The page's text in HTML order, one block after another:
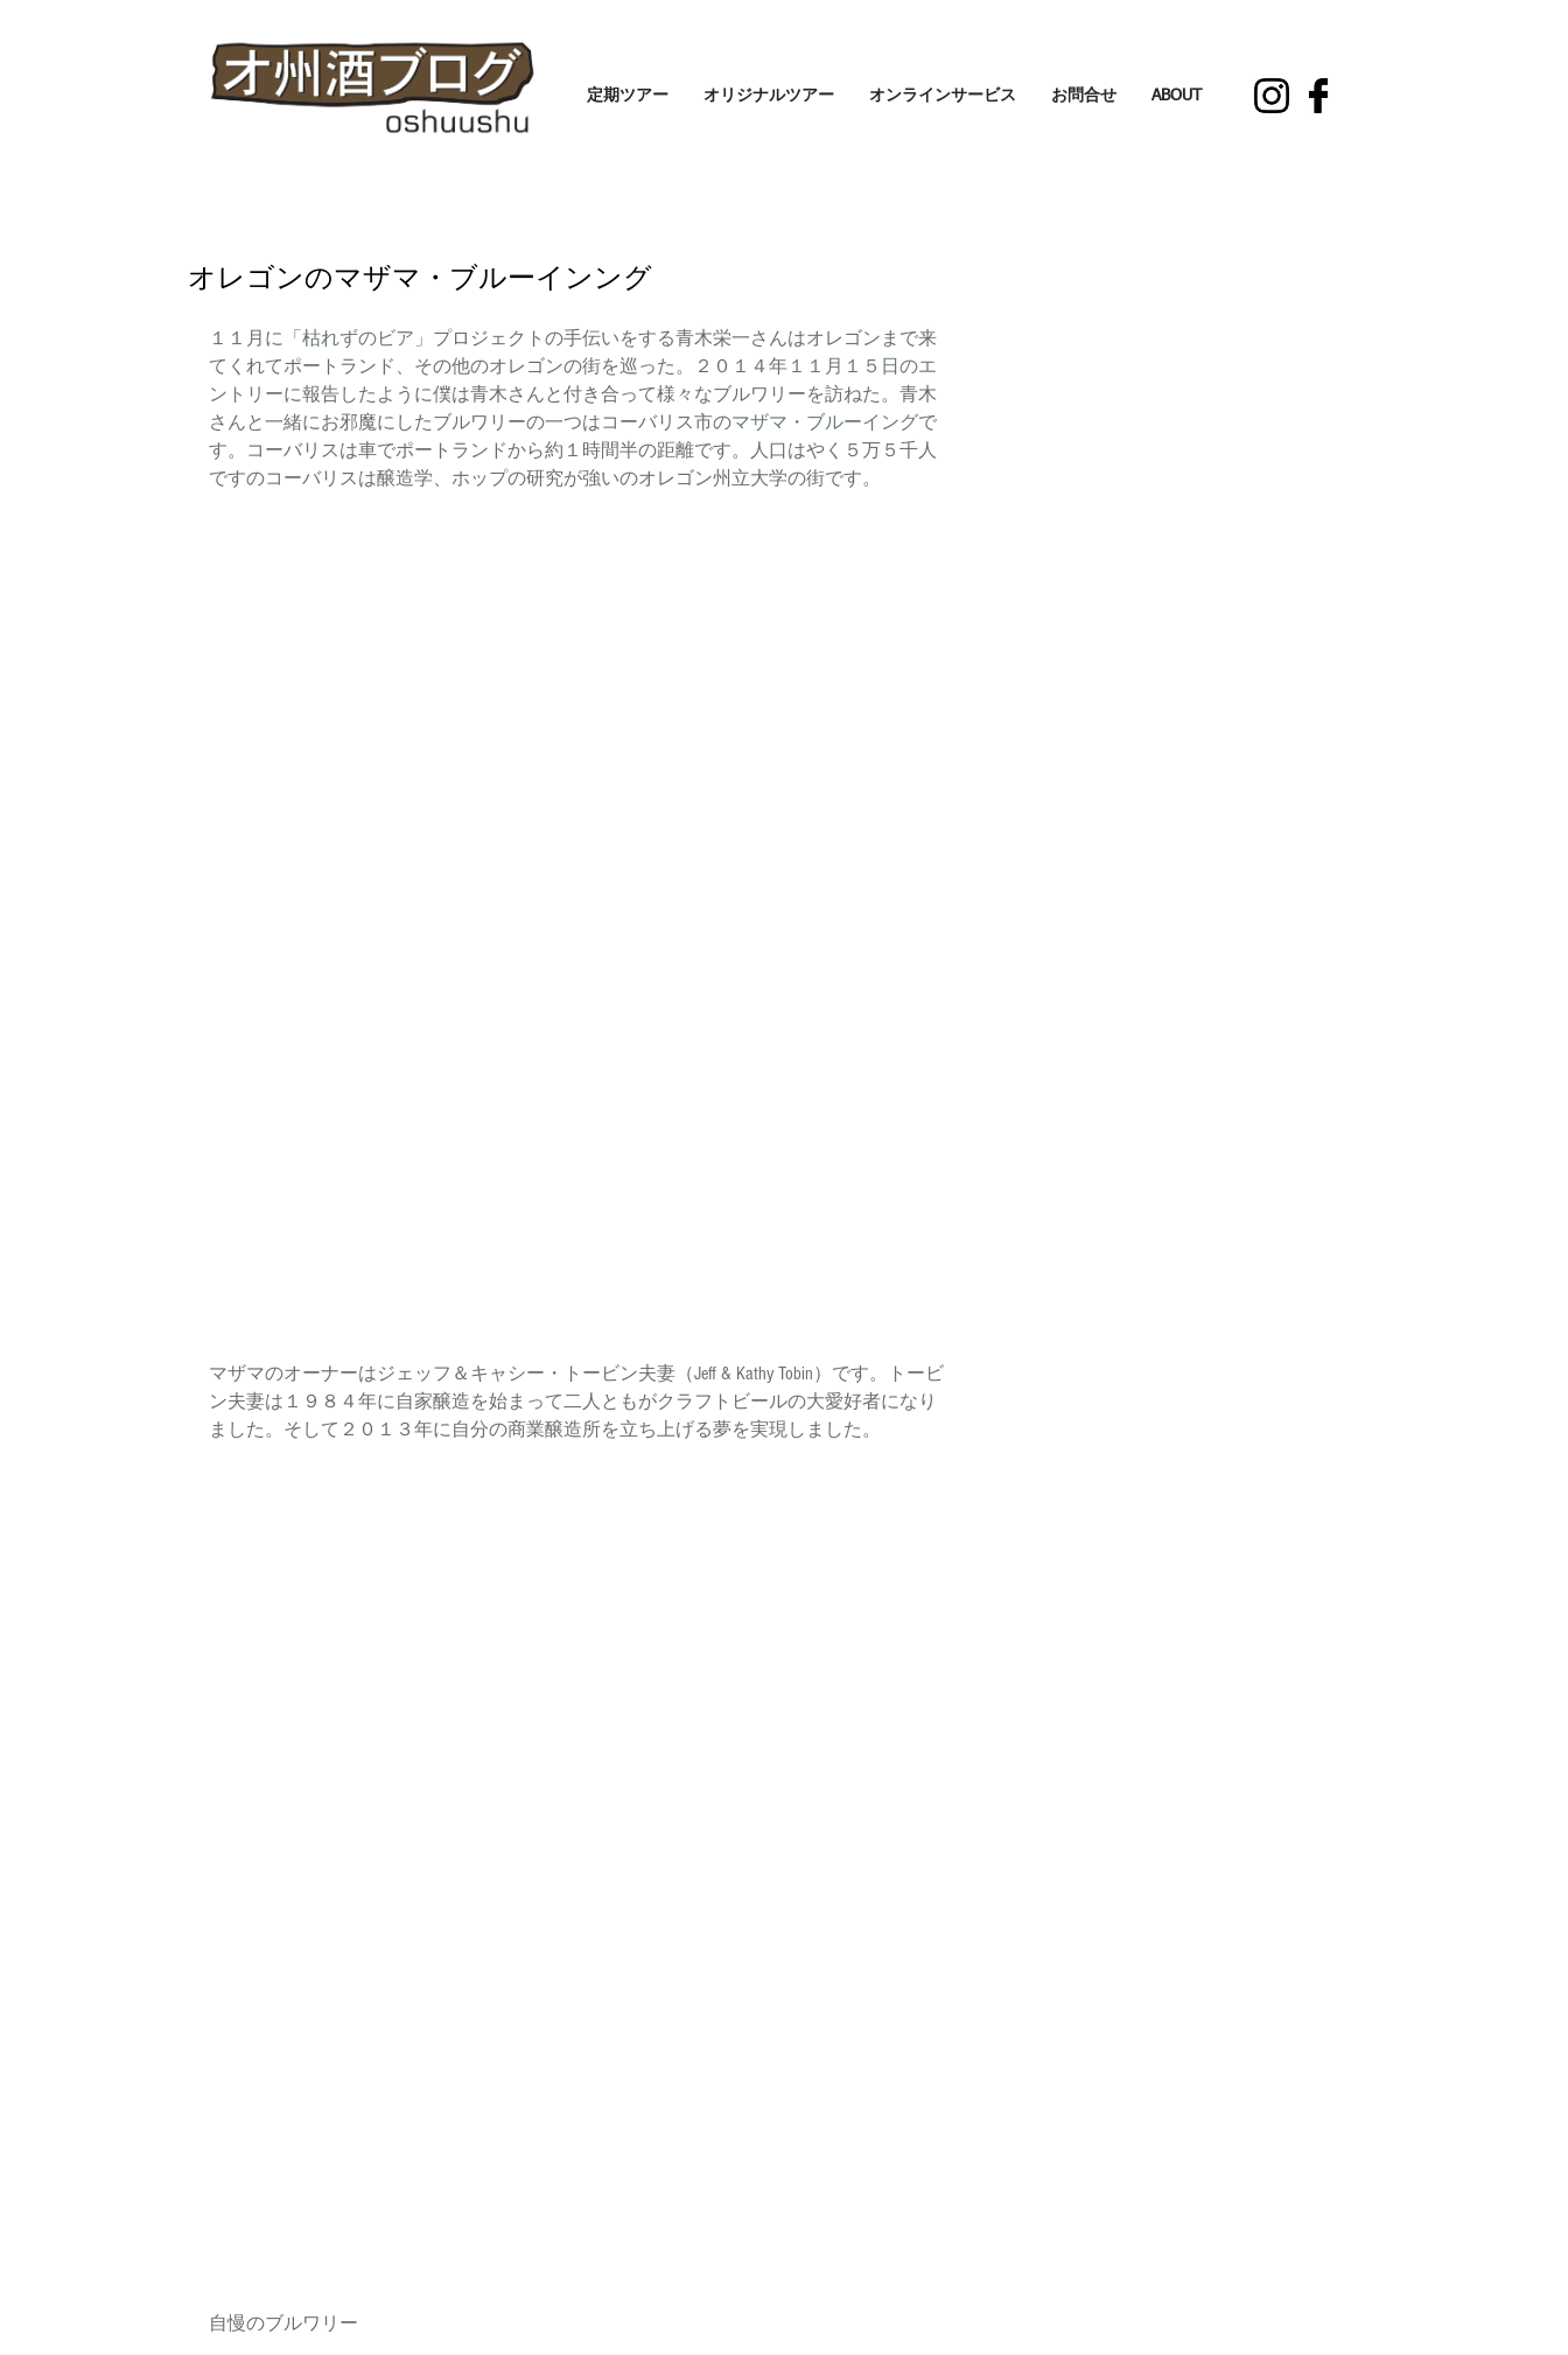
定期ツアー オリジナルツアー オンラインサービス お問合せ ABOUT
オレゴンのマザマ・ブルーインング
１１月に「 枯れずのビア 」プロジェクトの手伝いをする青木栄一さんはオレゴンまで来
てくれてポートランド、その他のオレゴンの街を巡った。２０１４年 １１月１５日のエ
ントリーに報告したように僕は青木さんと付き合って様々なブルワリーを訪ねた。青木
さんと一緒にお邪魔にしたブルワリーの一つはコーバリス市のマザマ・ブルーイングで
す。コーバリスは車でポートランドから約１時間半の距離です。人口はやく５万５千人
ですのコーバリスは醸造学、ホップの研究が強いのオレゴン州立大学の街です。
マザマのオーナーはジェッフ＆キャシー・トービン夫妻（Jeff & Kathy Tobin）です。トービ
ン夫妻は１９８４年に自家醸造を始まって二人ともがクラフトビールの大愛好者になり
ました。そして２０１３年に自分の商業醸造所を立ち上げる夢を実現しました。
自慢のブルワリー